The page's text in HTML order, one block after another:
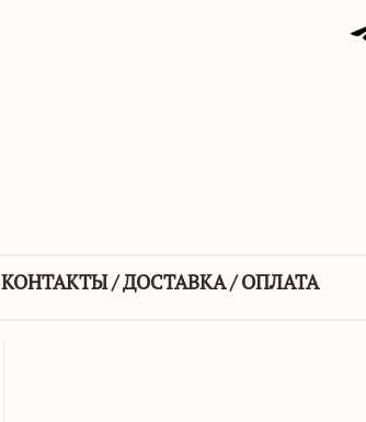
КОНТАКТЫ / ДОСТАВКА / ОПЛАТА